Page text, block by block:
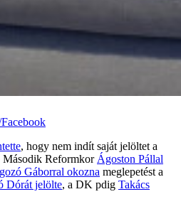
, hogy nem indít saját jelöltet a
Második Reformkor Ágoston Pállal
Gáborral okozna meglepetést a
Dórát jelölte, a DK pdig Takács